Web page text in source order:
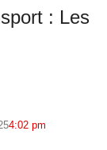
: Les
4:02 pm